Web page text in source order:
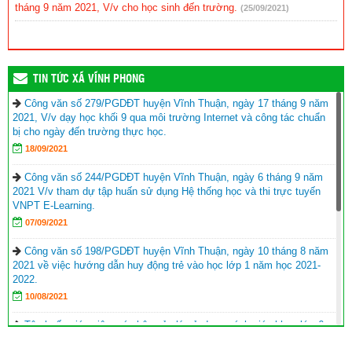
tháng 9 năm 2021, V/v cho học sinh đến trường.
(25/09/2021)
TIN TỨC XÃ VĨNH PHONG
Công văn số 279/PGDĐT huyện Vĩnh Thuận, ngày 17 tháng 9 năm
2021, V/v dạy học khối 9 qua môi trường Internet và công tác chuẩn
bị cho ngày đến trường thực học.
18/09/2021
Công văn số 244/PGDĐT huyện Vĩnh Thuận, ngày 6 tháng 9 năm
2021 V/v tham dự tập huấn sử dụng Hệ thống học và thi trực tuyến
VNPT E-Learning.
07/09/2021
Công văn số 198/PGDĐT huyện Vĩnh Thuận, ngày 10 tháng 8 năm
2021 về việc hướng dẫn huy động trẻ vào học lớp 1 năm học 2021-
2022.
10/08/2021
Tập huấn giáo viên, cán bộ quản lý sử dụng sách giáo khoa lớp 6